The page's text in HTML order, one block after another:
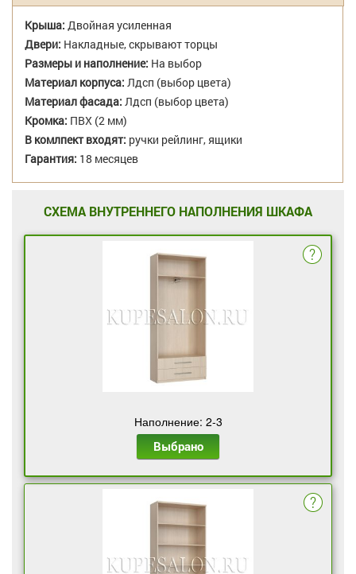
Крыша: Двойная усиленная
Двери: Накладные, скрывают торцы
Размеры и наполнение: На выбор
Материал корпуса: Лдсп (выбор цвета)
Материал фасада: Лдсп (выбор цвета)
Кромка: ПВХ (2 мм)
В комлпект входят: ручки рейлинг, ящики
Гарантия: 18 месяцев
СХЕМА ВНУТРЕННЕГО НАПОЛНЕНИЯ ШКАФА
Наполнение: 2-3
Выбрано